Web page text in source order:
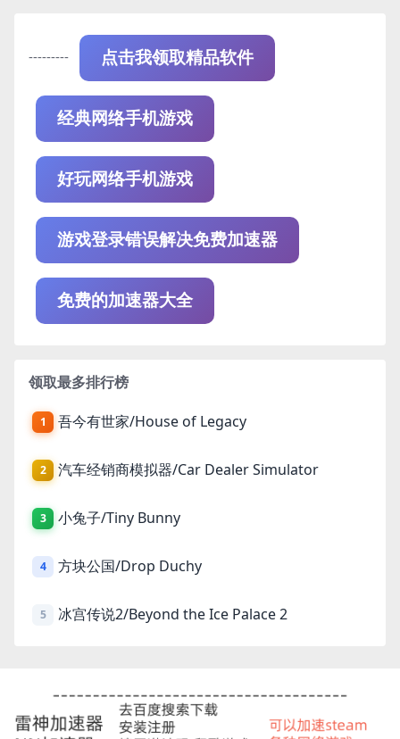
--------- 点击我领取精品软件
经典网络手机游戏
好玩网络手机游戏
游戏登录错误解决免费加速器
免费的加速器大全
领取最多排行榜
1 吾今有世家/House of Legacy
2 汽车经销商模拟器/Car Dealer Simulator
3 小兔子/Tiny Bunny
4 方块公国/Drop Duchy
5 冰宫传说2/Beyond the Ice Palace 2